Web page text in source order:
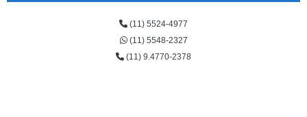
(11) 5524-4977
(11) 5548-2327
(11) 9.4770-2378